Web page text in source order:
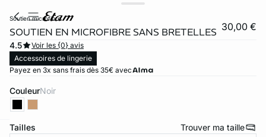
soutien microfibre
SOUTIEN EN MICROFIBRE SANS BRETELLES 30,00 €
4.5
Voir les {0} avis
Accessoires de lingerie
Payez en 3x sans frais dès 35€ avec
Couleur noir
Tailles Trouver ma taille